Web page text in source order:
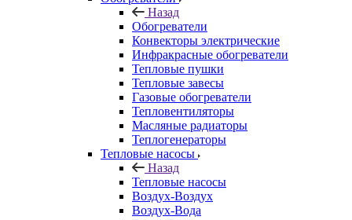
Назад
Обогреватели
Конвекторы электрические
Инфракрасные обогреватели
Тепловые пушки
Тепловые завесы
Газовые обогреватели
Тепловентиляторы
Масляные радиаторы
Теплогенераторы
Тепловые насосы
Назад
Тепловые насосы
Воздух-Воздух
Воздух-Вода